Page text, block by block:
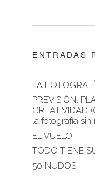
ENTRADAS
LA
PREVISIÓN,
CREATIVIDAD
la fotografía sin
EL VUELO
TODO TIENE
50 NUDOS